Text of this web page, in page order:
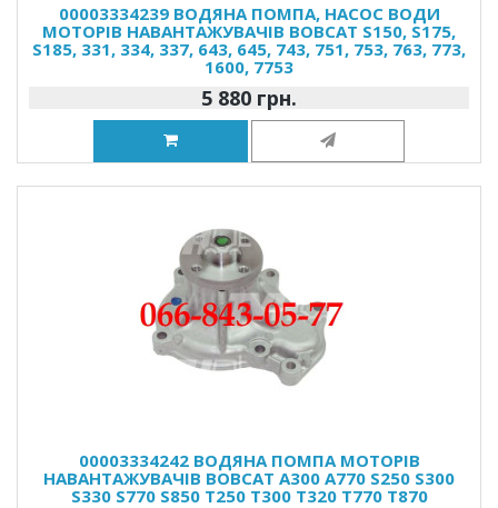
00003334239 ВОДЯНА ПОМПА, НАСОС ВОДИ
МОТОРІВ НАВАНТАЖУВАЧІВ BOBCAT S150, S175,
S185, 331, 334, 337, 643, 645, 743, 751, 753, 763, 773,
1600, 7753
5 880 грн.
00003334242 ВОДЯНА ПОМПА МОТОРІВ
НАВАНТАЖУВАЧІВ BOBCAT A300 A770 S250 S300
S330 S770 S850 T250 T300 T320 T770 T870